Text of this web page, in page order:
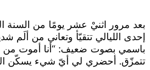
بعد مرور اثنيْ عشر يومًا من السنة
إحدى الليالي تتقيّأ وتعاني من ألَم
باسمي بصوت ضعيف: “أنا أموت من
تتمزّق. أحضري لي أيّ شيء يسكّن